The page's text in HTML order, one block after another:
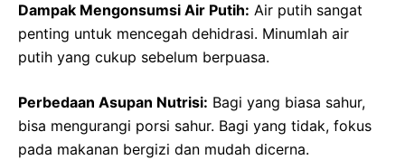
Dampak Mengonsumsi Air Putih: Air putih sangat
penting untuk mencegah dehidrasi. Minumlah air
putih yang cukup sebelum berpuasa.
Perbedaan Asupan Nutrisi: Bagi yang biasa sahur,
bisa mengurangi porsi sahur. Bagi yang tidak, fokus
pada makanan bergizi dan mudah dicerna.